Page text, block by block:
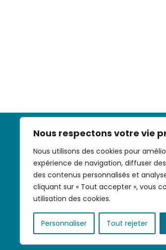
Nous respectons votre vie
Nous utilisons des cookies pour
expérience de navigation, diffuser
des contenus personnalisés et
cliquant sur « Tout accepter », vous
utilisation des cookies.
Personnaliser Tout rejeter